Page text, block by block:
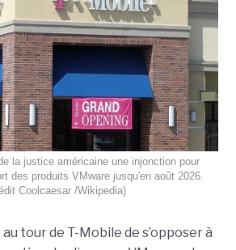
la justice américaine une injonction pour
des produits VMware jusqu'en août 2026.
Coolcaesar /Wikipedia)
au tour de T-Mobile de s’opposer à